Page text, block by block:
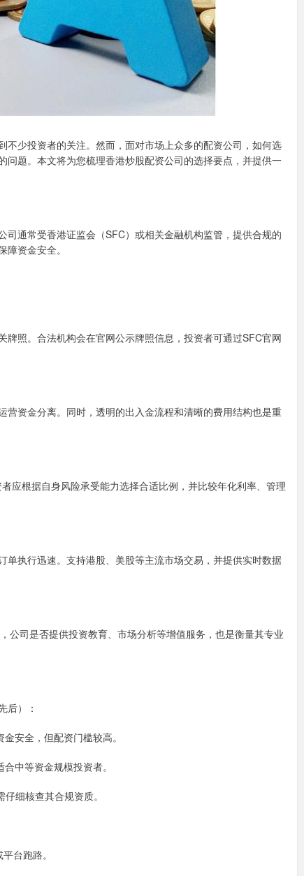
少投资者的关注。然而，面对市场上众多的配资公司，如何选
题。本文将为您梳理香港炒股配资公司的选择要点，并提供一
通常受香港证监会（SFC）或相关金融机构监管，提供合规的
资金安全。
照。合法机构会在官网公示牌照信息，投资者可通过SFC官网
资金分离。同时，透明的出入金流程和清晰的费用结构也是重
应根据自身风险承受能力选择合适比例，并比较年化利率、管理
执行迅速。支持港股、美股等主流市场交易，并提供实时数据
公司是否提供投资教育、市场分析等增值服务，也是衡量其专业
后）：
安全，但配资门槛较高。
中等资金规模投资者。
细核查其合规资质。
台跑路。